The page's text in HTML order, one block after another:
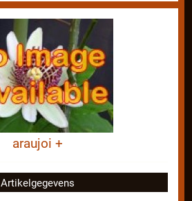
araujoi +
Artikelgegevens